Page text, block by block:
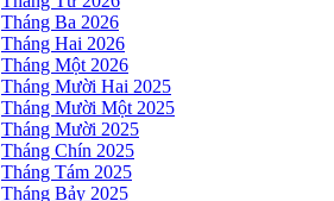
Tháng Ba 2026
Tháng Hai 2026
Tháng Một 2026
Tháng Mười Hai 2025
Tháng Mười Một 2025
Tháng Mười 2025
Tháng Chín 2025
Tháng Tám 2025
Tháng Bảy 2025